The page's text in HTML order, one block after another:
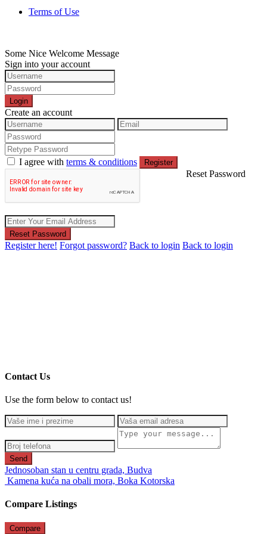
Terms of Use
Some Nice Welcome Message
Sign into your account
Login
Create an account
I agree with terms & conditions Register
Reset Password
Reset Password
Register here! Forgot password? Back to login Back to login
Contact Us
Use the form below to contact us!
Send
Jednosoban stan u centru grada, Budva
Kamena kuća na obali mora, Boka Kotorska
Compare Listings
Compare